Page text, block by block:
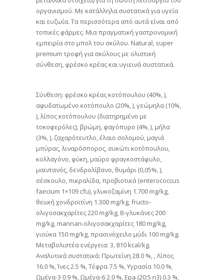
οργανισμού. Με κατάλληλα συστατικά για υγεία
και ευζωία. Τα περισσότερα από αυτά είναι από
τοπικές φάρμες. Μια πραγματική γαστρονομική
εμπειρία στο μπολ του σκύλου. Natural, super
premium τροφή για σκύλους με ολιστική
σύνθεση, φρέσκο κρέας και υγιεινά συστατικά.
Σύνθεση: φρέσκο κρέας κοτόπουλου (40%, ),
αφυδατωμένο κοτόπουλο (20%, ), γεώμηλα (10%,
), λίπος κοτόπουλου (διατηρημένο με
τοκοφερόλες), βρώμη, φαγόπυρο (4%, ), μήλα
(3%, ), ζαχαρότευτλο, έλαιο σολομού, μαγιά
μπύρας, λιναρόσπορος, συκώτι κοτόπουλου,
κολλαγόνο, φύκη, μαύρο φραγκοστάφυλο,
μαϊντανός, δενδρολίβανο, θυμάρι (0,05%, ),
σέσκουλο, πικραλίδα, προβιοτικά (enterococcus
faecium 1×109 cfu), γλυκοζαμίνη 1.700 mg/kg,
θειική χονδροϊτίνη 1.300 mg/kg, fructo-
ολιγοσακχαρίτες 220 mg/kg, Β-γλυκάνες 200
mg/kg, mannan-ολιγοσακχαρίτες 180 mg/kg,
γιούκα 150 mg/kg, πρασινόχειλο μύδι 100 mg/kg.
Mεταβολιστέα ενέργεια: 3, 810 kcal/kg.
Αναλυτικά συστατικά: Πρωτεΐνη 28.0 %, , Λίπος
16.0 %, Ίνες 2.5 %, Τέφρα 7.5 %, Υγρασία 10.0 %,
Ωμέγα-3 0.9 %, Ωμέγα-6 2.0 %, Epa (20:5 n3) 0.3 %,